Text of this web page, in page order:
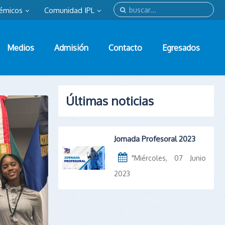
Comunidad IPL
Medios Admisión Contacto Egresados
Últimas noticias
Jornada Profesoral 2023
"Miércoles, 07 Junio
2023